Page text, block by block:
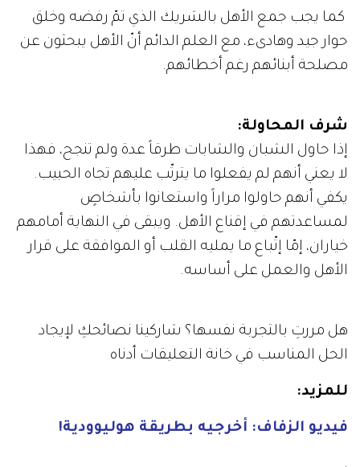
كما يجب جمع الأهل بالشريك الذي تمّ رفضه وخلق
حوار جيد وهادىء، مع العلم الدائم أنّ الأهل يبحثون عن
مصلحة أبنائهم رغم أخطائهم.
شرف المحاولة:
إذا حاول الشبان والشابات طرقاً عدة ولم تنجح، فهذا
لا يعني أنهم لم يفعلوا ما يترتّب عليهم تجاه الحبيب.
يكفي أنهم حاولوا مراراً واستعانوا بأشخاصٍ
لمساعدتهم في إقناع الأهل. ويبقى في النهاية أمامهم
خياران، إمّا إتّباع ما يمليه القلب أو الموافقة على قرار
الأهل والعمل على أساسه.
هل مررتِ بالتجربة نفسها؟ شاركينا نصائحكِ لإيجاد
الحل المناسب في خانة التعليقات أدناه
للمزيد:
فيديو الزفاف: أخرجيه بطريقة هوليوودية!